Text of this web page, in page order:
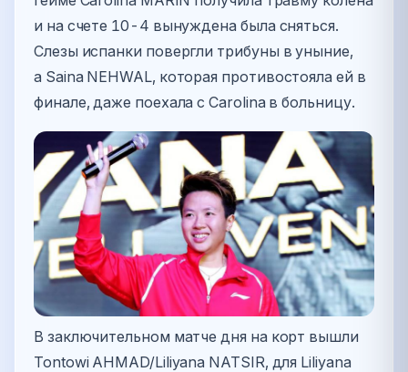
и на счете 10-4 вынуждена была сняться.
Слезы испанки повергли трибуны в уныние,
а Saina NEHWAL, которая противостояла ей в
финале, даже поехала с Carolina в больницу.
В заключительном матче дня на корт вышли
Tontowi AHMAD/Liliyana NATSIR, для Liliyana